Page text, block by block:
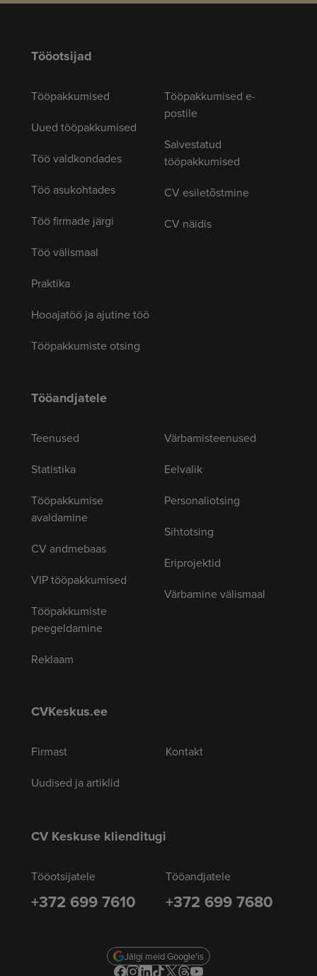
Tööotsijad
Tööpakkumised
Uued tööpakkumised
Töö valdkondades
Töö asukohtades
Töö firmade järgi
Töö välismaal
Praktika
Hooajatöö ja ajutine töö
Tööpakkumiste otsing
Tööpakkumised e-
postile
Salvestatud
tööpakkumised
CV esiletõstmine
CV näidis
Tööandjatele
Teenused
Statistika
Tööpakkumise
avaldamine
CV andmebaas
VIP tööpakkumised
Tööpakkumiste
peegeldamine
Reklaam
Värbamisteenused
Eelvalik
Personaliotsing
Sihtotsing
Eriprojektid
Värbamine välismaal
CVKeskus.ee
Firmast
Uudised ja artiklid
Kontakt
CV Keskuse klienditugi
Tööotsijatele
+372 699 7610
Tööandjatele
+372 699 7680
Jälgi meid Google'is